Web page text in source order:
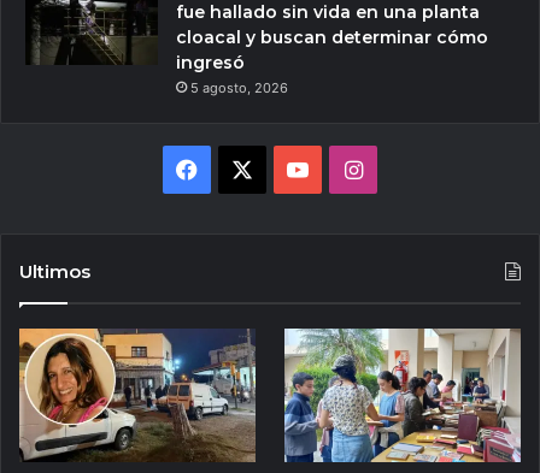
fue hallado sin vida en una planta
cloacal y buscan determinar cómo
ingresó
5 agosto, 2026
Facebook YouTubeInstagram
Ultimos